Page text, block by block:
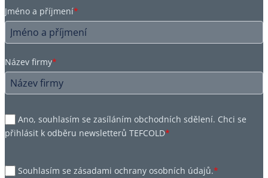
Jméno a příjmení*
Název firmy*
Ano, souhlasím se zasíláním obchodních sdělení. Chci se
přihlásit k odběru newsletterů TEFCOLD*
Souhlasím se zásadami ochrany osobních údajů.*